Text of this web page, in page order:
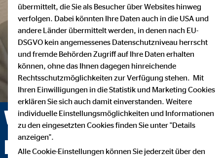
Wolfgang Moos —
Haiger
übermittelt, die Sie als Besucher über Websites hinweg
verfolgen. Dabei könnten Ihre Daten auch in die USA und
andere Länder übermittelt werden, in denen nach EU-
DSGVO kein angemessenes Datenschutzniveau herrscht
und fremde Behörden Zugriff auf Ihre Daten erhalten
können, ohne das Ihnen dagegen hinreichende
Rechtsschutzmöglichkeiten zur Verfügung stehen. Mit
Ihren Einwilligungen in die Statistik und Marketing Cookies
erklären Sie sich auch damit einverstanden. Weitere
individuelle Einstellungsmöglichkeiten und Informationen
zu den eingesetzten Cookies finden Sie unter "Details
anzeigen".
Alle Cookie-Einstellungen können Sie jederzeit über den